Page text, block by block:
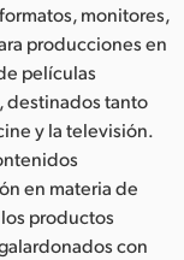
monitores,
producciones en
películas
destinados tanto
y la televisión.
en materia de
productos
con